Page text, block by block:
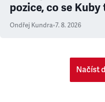
pozice, co se Kuby
Ondřej Kundra•7. 8. 2026
Načíst